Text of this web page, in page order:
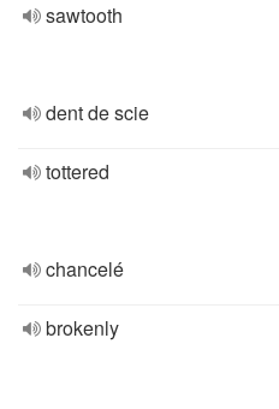
sawtooth
dent de scie
tottered
chancelé
brokenly